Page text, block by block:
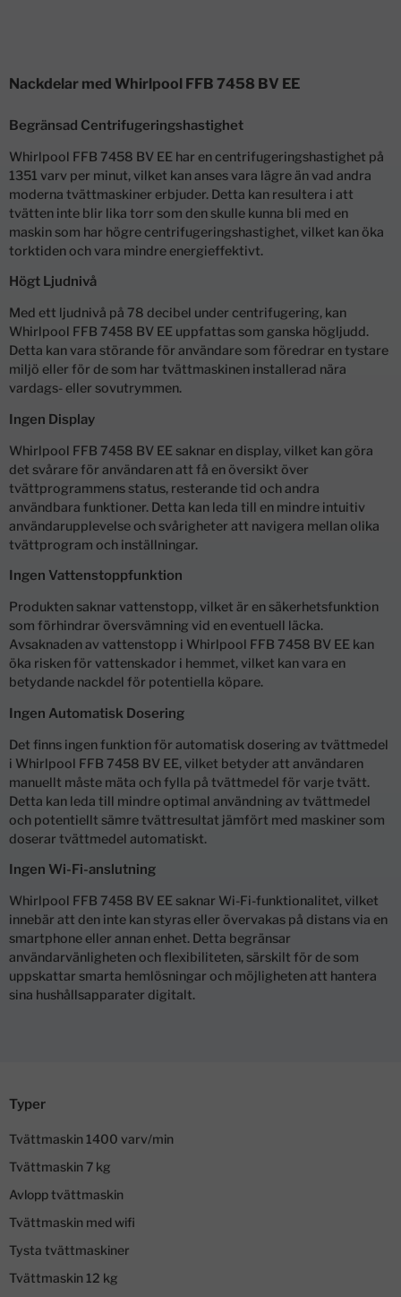
Nackdelar med Whirlpool FFB 7458 BV EE
Begränsad Centrifugeringshastighet
Whirlpool FFB 7458 BV EE har en centrifugeringshastighet på
1351 varv per minut, vilket kan anses vara lägre än vad andra
moderna tvättmaskiner erbjuder. Detta kan resultera i att
tvätten inte blir lika torr som den skulle kunna bli med en
maskin som har högre centrifugeringshastighet, vilket kan öka
torktiden och vara mindre energieffektivt.
Högt Ljudnivå
Med ett ljudnivå på 78 decibel under centrifugering, kan
Whirlpool FFB 7458 BV EE uppfattas som ganska högljudd.
Detta kan vara störande för användare som föredrar en tystare
miljö eller för de som har tvättmaskinen installerad nära
vardags- eller sovutrymmen.
Ingen Display
Whirlpool FFB 7458 BV EE saknar en display, vilket kan göra
det svårare för användaren att få en översikt över
tvättprogrammens status, resterande tid och andra
användbara funktioner. Detta kan leda till en mindre intuitiv
användarupplevelse och svårigheter att navigera mellan olika
tvättprogram och inställningar.
Ingen Vattenstoppfunktion
Produkten saknar vattenstopp, vilket är en säkerhetsfunktion
som förhindrar översvämning vid en eventuell läcka.
Avsaknaden av vattenstopp i Whirlpool FFB 7458 BV EE kan
öka risken för vattenskador i hemmet, vilket kan vara en
betydande nackdel för potentiella köpare.
Ingen Automatisk Dosering
Det finns ingen funktion för automatisk dosering av tvättmedel
i Whirlpool FFB 7458 BV EE, vilket betyder att användaren
manuellt måste mäta och fylla på tvättmedel för varje tvätt.
Detta kan leda till mindre optimal användning av tvättmedel
och potentiellt sämre tvättresultat jämfört med maskiner som
doserar tvättmedel automatiskt.
Ingen Wi-Fi-anslutning
Whirlpool FFB 7458 BV EE saknar Wi-Fi-funktionalitet, vilket
innebär att den inte kan styras eller övervakas på distans via en
smartphone eller annan enhet. Detta begränsar
användarvänligheten och flexibiliteten, särskilt för de som
uppskattar smarta hemlösningar och möjligheten att hantera
sina hushållsapparater digitalt.
Typer
Tvättmaskin 1400 varv/min
Tvättmaskin 7 kg
Avlopp tvättmaskin
Tvättmaskin med wifi
Tysta tvättmaskiner
Tvättmaskin 12 kg